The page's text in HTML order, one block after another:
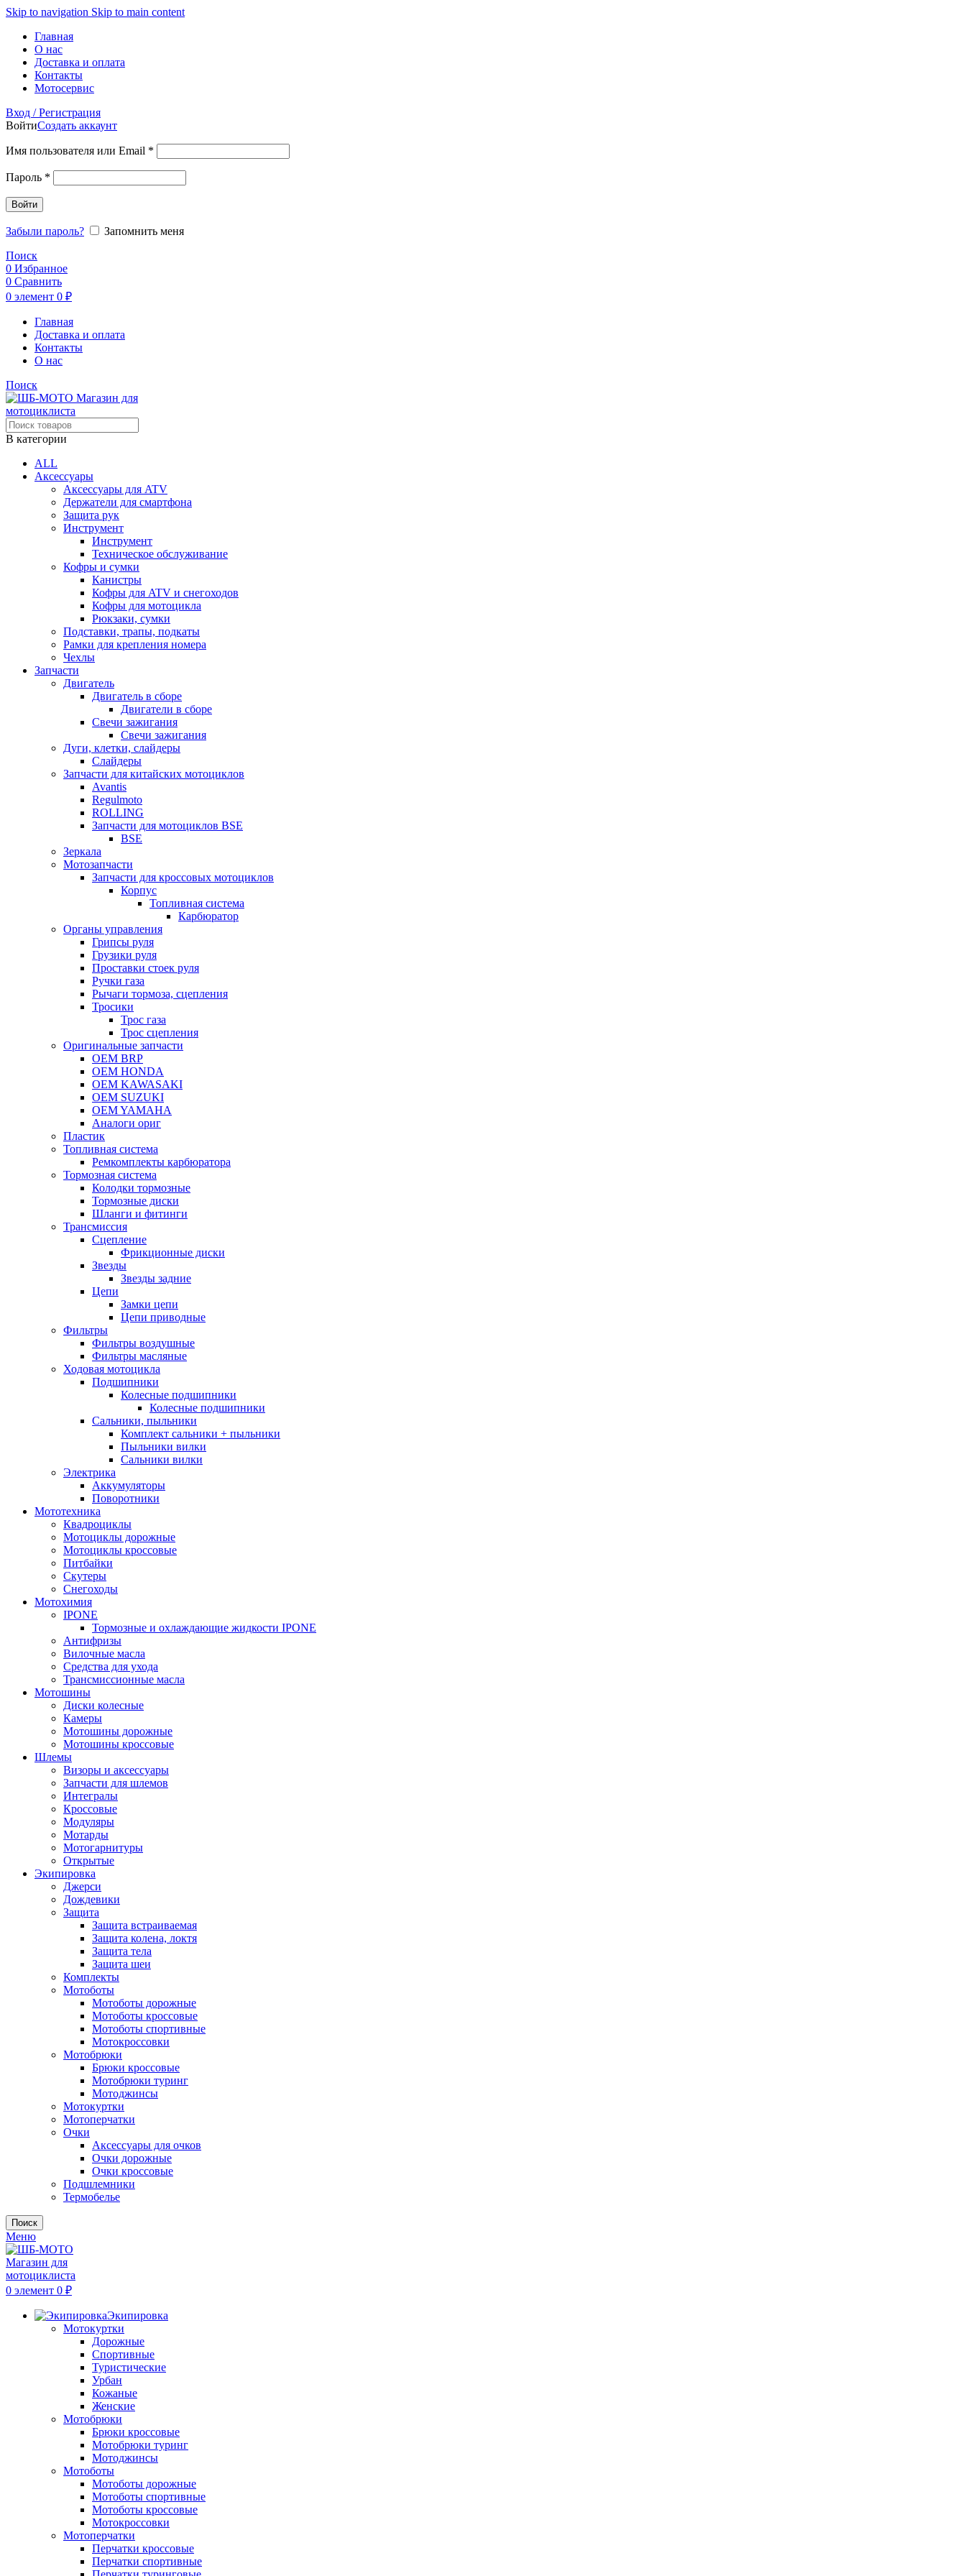
Skip to navigation Skip to main content
Главная
О нас
Доставка и оплата
Контакты
Мотосервис
Вход / Регистрация
ВойтиСоздать аккаунт
Имя пользователя или Email *
Пароль *
Войти
Забыли пароль?
Запомнить меня
Поиск
0 Избранное
0 Сравнить
0 элемент 0 ₽
Главная
Доставка и оплата
Контакты
О нас
Поиск
В категории
ALL
Аксессуары
Аксессуары для ATV
Держатели для смартфона
Защита рук
Инструмент
Инструмент
Техническое обслуживание
Кофры и сумки
Канистры
Кофры для ATV и снегоходов
Кофры для мотоцикла
Рюкзаки, сумки
Подставки, трапы, подкаты
Рамки для крепления номера
Чехлы
Запчасти
Двигатель
Двигатель в сборе
Двигатели в сборе
Свечи зажигания
Свечи зажигания
Дуги, клетки, слайдеры
Слайдеры
Запчасти для китайских мотоциклов
Avantis
Regulmoto
ROLLING
Запчасти для мотоциклов BSE
BSE
Зеркала
Мотозапчасти
Запчасти для кроссовых мотоциклов
Корпус
Топливная система
Карбюратор
Органы управления
Грипсы руля
Грузики руля
Проставки стоек руля
Ручки газа
Рычаги тормоза, сцепления
Тросики
Трос газа
Трос сцепления
Оригинальные запчасти
OEM BRP
OEM HONDA
OEM KAWASAKI
OEM SUZUKI
OEM YAMAHA
Аналоги ориг
Пластик
Топливная система
Ремкомплекты карбюратора
Тормозная система
Колодки тормозные
Тормозные диски
Шланги и фитинги
Трансмиссия
Cцепление
Фрикционные диски
Звезды
Звезды задние
Цепи
Замки цепи
Цепи приводные
Фильтры
Фильтры воздушные
Фильтры масляные
Ходовая мотоцикла
Подшипники
Колесные подшипники
Колесные подшипники
Сальники, пыльники
Комплект сальники + пыльники
Пыльники вилки
Сальники вилки
Электрика
Аккумуляторы
Поворотники
Мототехника
Квадроциклы
Мотоциклы дорожные
Мотоциклы кроссовые
Питбайки
Скутеры
Снегоходы
Мотохимия
IPONE
Тормозные и охлаждающие жидкости IPONE
Антифризы
Вилочные масла
Средства для ухода
Трансмиссионные масла
Мотошины
Диски колесные
Камеры
Мотошины дорожные
Мотошины кроссовые
Шлемы
Визоры и аксессуары
Запчасти для шлемов
Интегралы
Кроссовые
Модуляры
Мотарды
Мотогарнитуры
Открытые
Экипировка
Джерси
Дождевики
Защита
Защита встраиваемая
Защита колена, локтя
Защита тела
Защита шеи
Комплекты
Мотоботы
Мотоботы дорожные
Мотоботы кроссовые
Мотоботы спортивные
Мотокроссовки
Мотобрюки
Брюки кроссовые
Мотобрюки туринг
Мотоджинсы
Мотокуртки
Мотоперчатки
Очки
Аксессуары для очков
Очки дорожные
Очки кроссовые
Подшлемники
Термобелье
Поиск
Меню
0 элемент 0 ₽
Экипировка
Мотокуртки
Дорожные
Спортивные
Туристические
Урбан
Кожаные
Женские
Мотобрюки
Брюки кроссовые
Мотобрюки туринг
Мотоджинсы
Мотоботы
Мотоботы дорожные
Мотоботы спортивные
Мотоботы кроссовые
Мотокроссовки
Мотоперчатки
Перчатки кроссовые
Перчатки спортивные